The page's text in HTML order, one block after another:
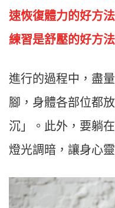
速恢復體力的好方
練習是舒壓的好方法
進行的過程中，盡
腳，身體各部位都
沉」。此外，要躺
燈光調暗，讓身心